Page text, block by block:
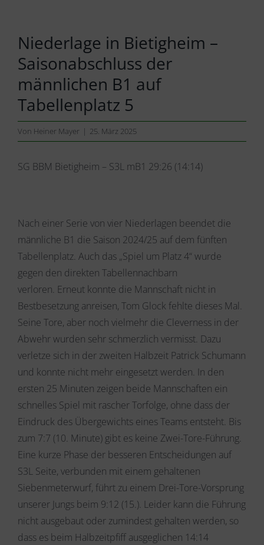
Niederlage in Bietigheim –
Saisonabschluss der
männlichen B1 auf
Tabellenplatz 5
Von Heiner Mayer | 25. März 2025
SG BBM Bietigheim – S3L mB1 29:26 (14:14)
Nach einer Serie von vier Niederlagen beendet die
männliche B1 die Saison 2024/25 auf dem fünften
Tabellenplatz. Auch das „Spiel um Platz 4“ wurde
gegen den direkten Tabellennachbarn
verloren. Erneut konnte die Mannschaft nicht in
Bestbesetzung anreisen, Tom Glock fehlte dieses Mal.
Seine Tore, aber noch vielmehr die Cleverness in der
Abwehr wurden sehr schmerzlich vermisst. Dazu
verletze sich in der zweiten Halbzeit Patrick Schumann
und konnte nicht mehr eingesetzt werden. In den
ersten 25 Minuten zeigen beide Mannschaften ein
schnelles Spiel mit rascher Torfolge, ohne dass der
Eindruck des Übergewichts eines Teams entsteht. Bis
zum 7:7 (10. Minute) gibt es keine Zwei-Tore-Führung.
Eine kurze Phase der besseren Entscheidungen auf
S3L Seite, verbunden mit einem gehaltenen
Siebenmeterwurf, führt zu einem Drei-Tore-Vorsprung
unserer Jungs beim 9:12 (15.). Leider kann die Führung
nicht ausgebaut oder zumindest gehalten werden, so
dass es beim Halbzeitpfiff ausgeglichen 14:14